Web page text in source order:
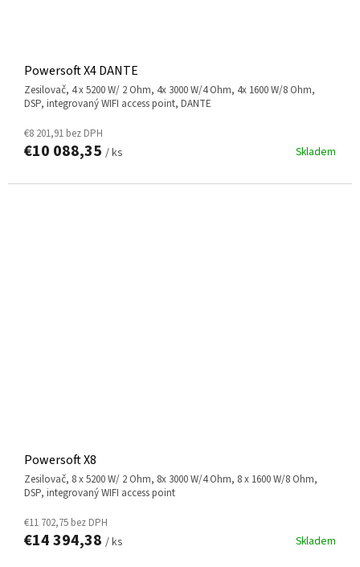
Powersoft X4 DANTE
zesilovač, 4 x 5200 W/ 2 Ohm, 4x 3000 W/4 Ohm, 4x 1600 W/8 Ohm,
DSP, integrovaný WIFI access point, DANTE
Skladem
€8 201,91 bez DPH
€10 088,35 / ks
Powersoft X8
zesilovač, 8 x 5200 W/ 2 Ohm, 8x 3000 W/4 Ohm, 8 x 1600 W/8 Ohm,
DSP, integrovaný WIFI access point
Skladem
€11 702,75 bez DPH
€14 394,38 / ks